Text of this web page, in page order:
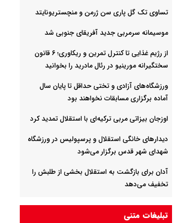
تساوی تک گل پاری سن ژرمن و منچستریونایتد
موسیمانه سرمربی جدید آفریقای جنوبی شد
از رژیم غذایی تا کنترل تمرین و ریکاوری؛ ۶ قانون
سختگیرانه مورینیو در رئال مادرید را بخوانید
ورزشگاه‌های آزادی و تختی حداقل تا پایان سال
آماده برگزاری مسابقات نخواهند بود
اوزجان بیزاتی مربی ترکیه‌ای با استقلال تمدید کرد
دیدارهای خانگی استقلال و پرسپولیس در ورزشگاه
شهدای شهر قدس برگزار می‌شود
آدان برای بازگشت به استقلال بخشی از طلبش را
تخفیف می‌دهد
ایران و آذربایجان برای برگزاری دیدار دوستانه توافق
کردند
تبلیغات متنی